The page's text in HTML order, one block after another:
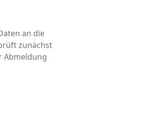
an die
zunächst
Abmeldung